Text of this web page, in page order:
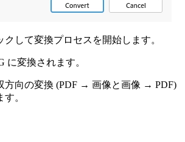
クして変換プロセスを開始します。
に変換されます。
方向の変換 (PDF → 画像と画像 → PDF)
。